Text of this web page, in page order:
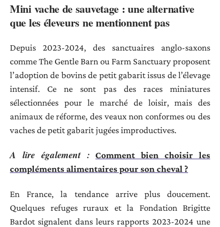
Mini vache de sauvetage : une alternative
que les éleveurs ne mentionnent pas
Depuis 2023-2024, des sanctuaires anglo-saxons
comme The Gentle Barn ou Farm Sanctuary proposent
l’adoption de bovins de petit gabarit issus de l’élevage
intensif. Ce ne sont pas des races miniatures
sélectionnées pour le marché de loisir, mais des
animaux de réforme, des veaux non conformes ou des
vaches de petit gabarit jugées improductives.
A lire également : Comment bien choisir les
compléments alimentaires pour son cheval ?
En France, la tendance arrive plus doucement.
Quelques refuges ruraux et la Fondation Brigitte
Bardot signalent dans leurs rapports 2023-2024 une